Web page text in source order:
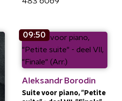
09:50
Aleksandr Borodin
Suite voor piano, "Petite